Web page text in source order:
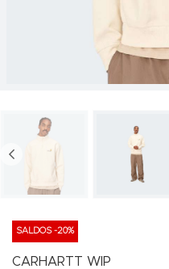
PREV
SALDOS -20%
CARHARTT WIP